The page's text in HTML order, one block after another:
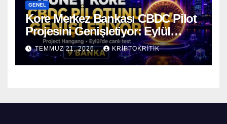
GENEL
Kore Merkez Bankası CBDC Pilot
Projesini Genişletiyor: Eylül
Ayında Gerçek Transferler
Başlıyor
TEMMUZ 21, 2026 KRIPTOKRITIK